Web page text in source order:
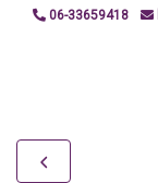
06-33659418